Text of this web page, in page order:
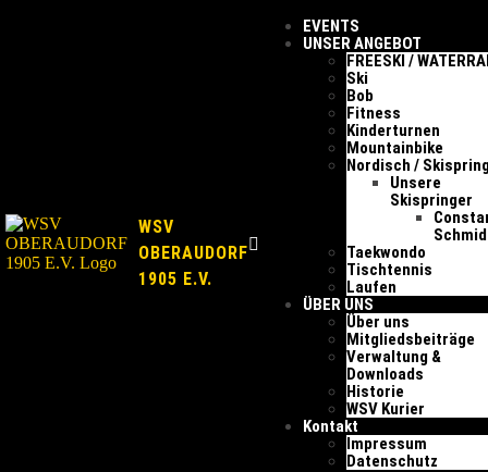
WSV
OBERAUDORF
1905 E.V.
EVENTS
UNSER ANGEBOT
FREESKI /
Ski
Bob
Fitness
Kinderturnen
Mountainbike
Nordisch /
Unsere
Skispringer
Schmid
Taekwondo
Tischtennis
Laufen
ÜBER UNS
Über uns
Mitgliedsbeiträge
Verwaltung &
Downloads
Historie
WSV Kurier
Kontakt
Impressum
Datenschutz